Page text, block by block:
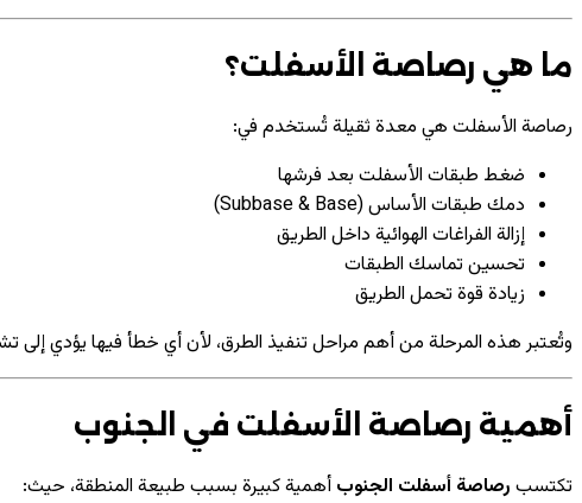
ما هي رصاصة الأسفلت؟
رصاصة الأسفلت هي معدة ثقيلة تُستخدم في:
ضغط طبقات الأسفلت بعد فرشها
دمك طبقات الأساس (Subbase & Base)
إزالة الفراغات الهوائية داخل الطريق
تحسين تماسك الطبقات
زيادة قوة تحمل الطريق
وتُعتبر هذه المرحلة من أهم مراحل تنفيذ الطرق، لأن أي خطأ فيها يؤدي
أهمية رصاصة الأسفلت في الجنوب
تكتسب رصاصة أسفلت الجنوب أهمية كبيرة بسبب طبيعة المنطقة، حيث: